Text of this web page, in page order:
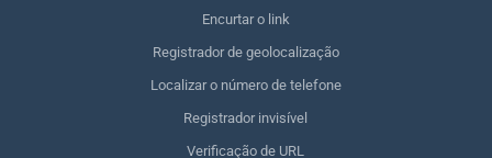
Encurtar o link
Registrador de geolocalização
Localizar o número de telefone
Registrador invisível
Verificação de URL